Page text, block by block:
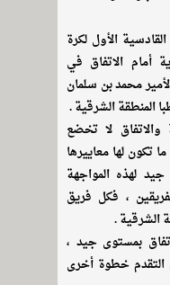
الأول لكرة
أمام الاتفاق في
محمد بن سلمان
المنطقة الشرقية .
والاتفاق لا تخضع
تكون لها معاييرها
لهذه المواجهة
، فكل فريق
الشرقية .
بمستوى جيد ،
التقدم خطوة أخرى